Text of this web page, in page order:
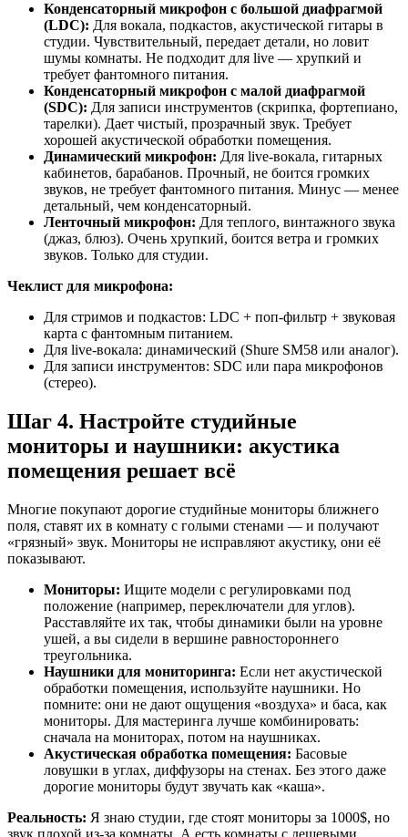
Конденсаторный микрофон с большой диафрагмой
(LDC): Для вокала, подкастов, акустической гитары в
студии. Чувствительный, передает детали, но ловит
шумы комнаты. Не подходит для live — хрупкий и
требует фантомного питания.
Конденсаторный микрофон с малой диафрагмой
(SDC): Для записи инструментов (скрипка, фортепиано,
тарелки). Дает чистый, прозрачный звук. Требует
хорошей акустической обработки помещения.
Динамический микрофон: Для live-вокала, гитарных
кабинетов, барабанов. Прочный, не боится громких
звуков, не требует фантомного питания. Минус — менее
детальный, чем конденсаторный.
Ленточный микрофон: Для теплого, винтажного звука
(джаз, блюз). Очень хрупкий, боится ветра и громких
звуков. Только для студии.
Чеклист для микрофона:
Для стримов и подкастов: LDC + поп-фильтр + звуковая
карта с фантомным питанием.
Для live-вокала: динамический (Shure SM58 или аналог).
Для записи инструментов: SDC или пара микрофонов
(стерео).
Шаг 4. Настройте студийные
мониторы и наушники: акустика
помещения решает всё
Многие покупают дорогие студийные мониторы ближнего
поля, ставят их в комнату с голыми стенами — и получают
«грязный» звук. Мониторы не исправляют акустику, они её
показывают.
Мониторы: Ищите модели с регулировками под
положение (например, переключатели для углов).
Расставляйте их так, чтобы динамики были на уровне
ушей, а вы сидели в вершине равностороннего
треугольника.
Наушники для мониторинга: Если нет акустической
обработки помещения, используйте наушники. Но
помните: они не дают ощущения «воздуха» и баса, как
мониторы. Для мастеринга лучше комбинировать:
сначала на мониторах, потом на наушниках.
Акустическая обработка помещения: Басовые
ловушки в углах, диффузоры на стенах. Без этого даже
дорогие мониторы будут звучать как «каша».
Реальность: Я знаю студии, где стоят мониторы за 1000$, но
звук плохой из-за комнаты. А есть комнаты с дешевыми